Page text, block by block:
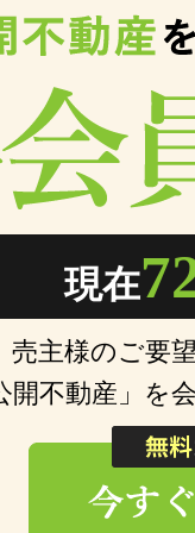
現在
売主様のご要
開不動産」を